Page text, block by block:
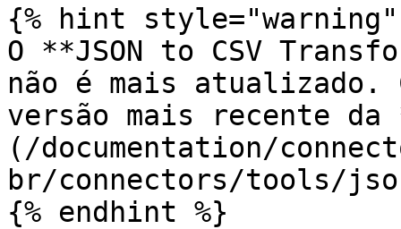
{% hint style="warning"
O **JSON to CSV
não é mais atualizado.
versão mais recente
(/documentation/
br/connectors/tools/
{% endhint %}